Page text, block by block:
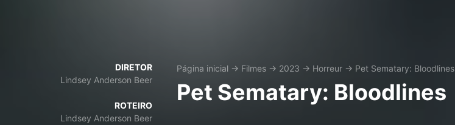
DIRETOR
Lindsey Anderson Beer
ROTEIRO
Lindsey Anderson Beer
Página inicial → Filmes → 2023 → Horreur → Pet Sematary: Bloodlines
Pet Sematary: Bloodlines